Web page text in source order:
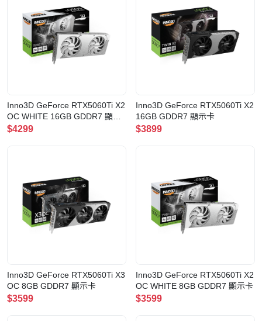
Inno3D GeForce RTX5060Ti X2
OC WHITE 16GB GDDR7 顯示
卡
$4299
Inno3D GeForce RTX5060Ti X2
16GB GDDR7 顯示卡
$3899
Inno3D GeForce RTX5060Ti X3
OC 8GB GDDR7 顯示卡
$3599
Inno3D GeForce RTX5060Ti X2
OC WHITE 8GB GDDR7 顯示卡
$3599